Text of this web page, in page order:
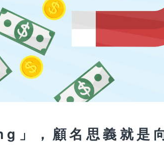
」，顧名思義就是